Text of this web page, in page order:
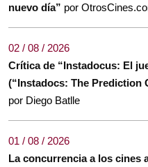
nuevo día” por
02 / 08 / 2026
Crítica de “Instadocus: El
(“Instadocs: The Prediction
por Diego Batlle
01 / 08 / 2026
La concurrencia a los cines